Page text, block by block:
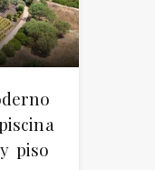
piso